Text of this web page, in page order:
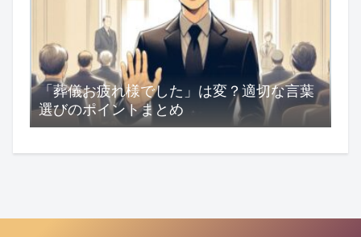
「葬儀お疲れ様でした」は変？適切な言葉
選びのポイントまとめ